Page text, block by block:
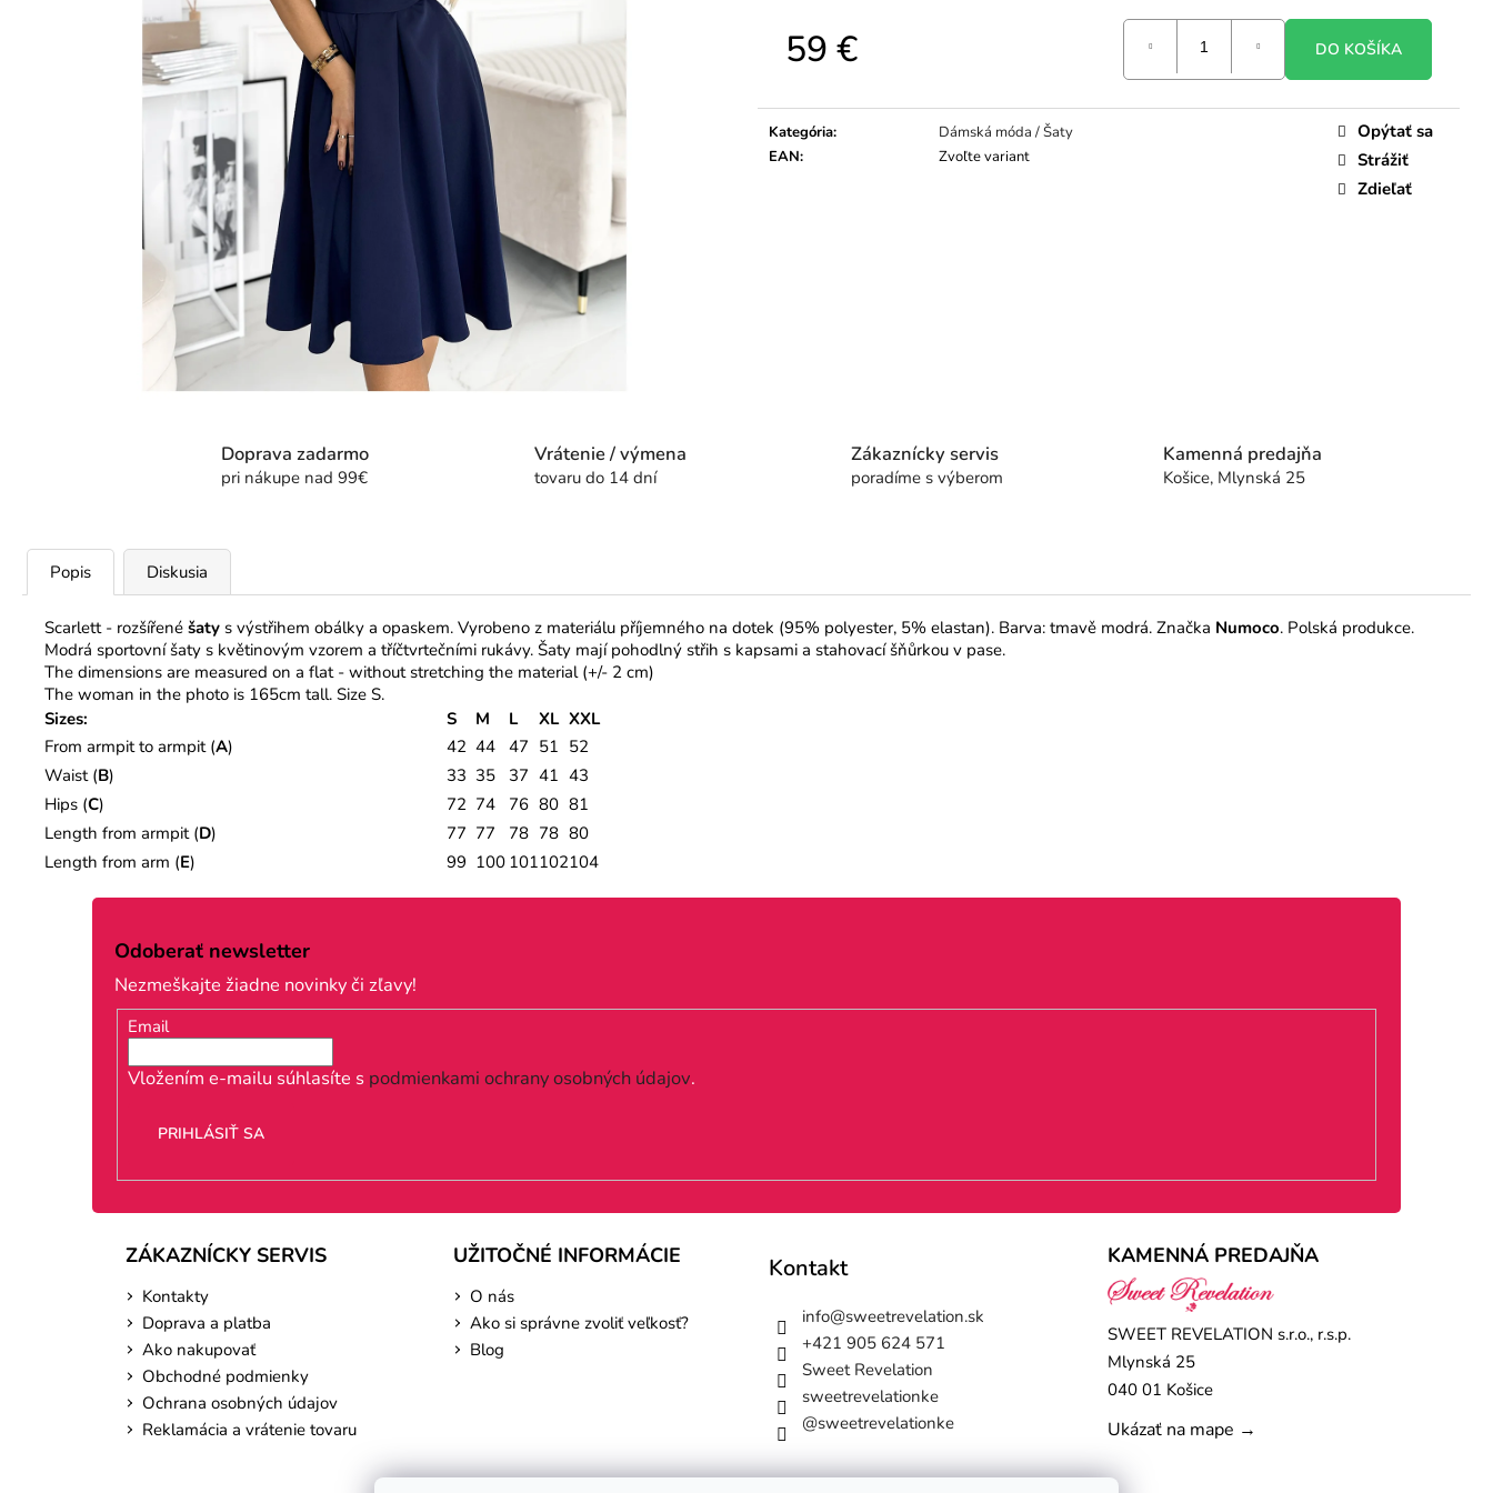
59 € DO KOŠÍKA
Kategória:
Dámská móda / Šaty
EAN: Zvoľte variant
Opýtať sa
Strážiť
Zdieľať
Doprava zadarmo
pri nákupe nad 99€
Vrátenie / výmena
tovaru do 14 dní
Zákaznícky servis
poradíme s výberom
Kamenná predajňa
Košice, Mlynská 25
Popis Diskusia
Scarlett - rozšířené šaty s výstřihem obálky a opaskem. Vyrobeno z materiálu příjemného na dotek (95% polyester, 5% elastan). Barva: tmavě modrá. Značka Numoco. Polská produkce.
Modrá sportovní šaty s květinovým vzorem a tříčtvrtečními rukávy. Šaty mají pohodlný střih s kapsami a stahovací šňůrkou v pase.
The dimensions are measured on a flat - without stretching the material (+/- 2 cm)
The woman in the photo is 165cm tall. Size S.
Sizes:
S M L XL XXL
From armpit to armpit (A) 42 44 47 51 52
Waist (B) 33 35 37 41 43
Hips (C) 72 74 76 80 81
Length from armpit (D) 77 77 78 78 80
Length from arm (E) 99 100 101102104
Odoberať newsletter
Nezmeškajte žiadne novinky či zľavy!
Email
Vložením e-mailu súhlasíte s podmienkami ochrany osobných údajov.
PRIHLÁSIŤ SA
ZÁKAZNÍCKY SERVIS
Kontakty
Doprava a platba
Ako nakupovať
Obchodné podmienky
Ochrana osobných údajov
Reklamácia a vrátenie tovaru
UŽITOČNÉ INFORMÁCIE
O nás
Ako si správne zvoliť veľkosť?
Blog
Kontakt
info@sweetrevelation.sk
+421 905 624 571
Sweet Revelation
sweetrevelationke
@sweetrevelationke
KAMENNÁ PREDAJŇA
SWEET REVELATION s.r.o., r.s.p.
Mlynská 25
040 01 Košice
Ukázať na mape →